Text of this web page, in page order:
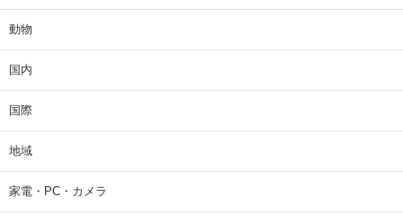
動物
国内
国際
地域
家電・PC・カメラ